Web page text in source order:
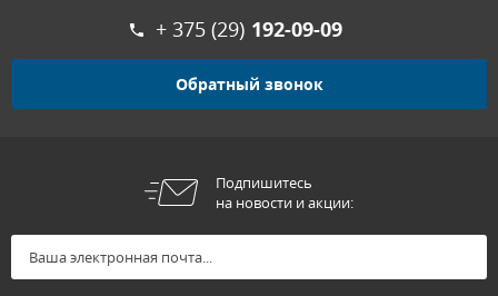
+ 375 (29) 192-09-09
Обратный звонок
Подпишитесь
на новости и акции: